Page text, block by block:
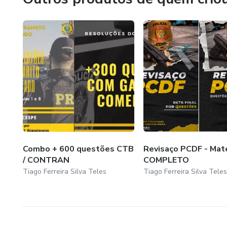
Combo + 600 questões CTB
/ CONTRAN
Tiago Ferreira Silva Teles
Revisaço PCDF -
COMPLETO
Tiago Ferreira Silva Teles